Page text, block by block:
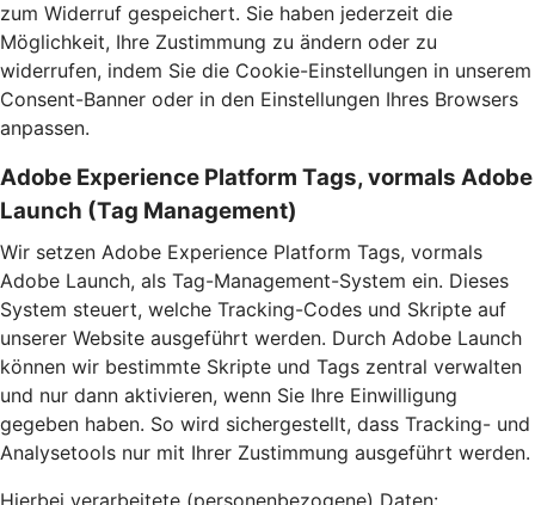
zum Widerruf gespeichert. Sie haben jederzeit die
Möglichkeit, Ihre Zustimmung zu ändern oder zu
widerrufen, indem Sie die Cookie-Einstellungen in unserem
Consent-Banner oder in den Einstellungen Ihres Browsers
anpassen.
Adobe Experience Platform Tags, vormals Adobe
Launch (Tag Management)
Wir setzen Adobe Experience Platform Tags, vormals
Adobe Launch, als Tag-Management-System ein. Dieses
System steuert, welche Tracking-Codes und Skripte auf
unserer Website ausgeführt werden. Durch Adobe Launch
können wir bestimmte Skripte und Tags zentral verwalten
und nur dann aktivieren, wenn Sie Ihre Einwilligung
gegeben haben. So wird sichergestellt, dass Tracking- und
Analysetools nur mit Ihrer Zustimmung ausgeführt werden.
Hierbei verarbeitete (personenbezogene) Daten: